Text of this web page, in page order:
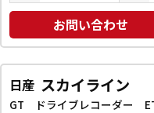
お問い合わせ
日産 スカイライン